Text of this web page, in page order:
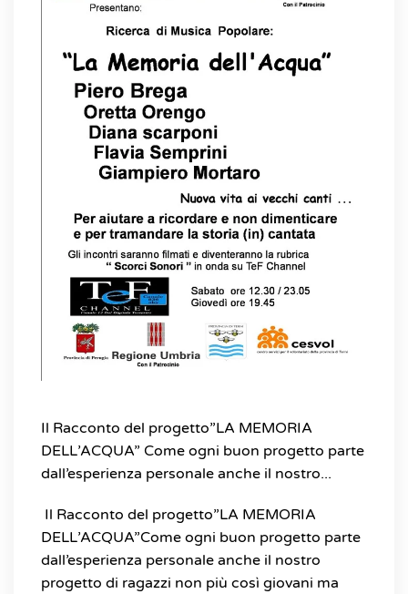
Il Racconto del progetto”LA MEMORIA
DELL’ACQUA” Come ogni buon progetto parte
dall’esperienza personale anche il nostro...
Il Racconto del progetto”LA MEMORIA
DELL’ACQUA”Come ogni buon progetto parte
dall’esperienza personale anche il nostro
progetto di ragazzi non più così giovani ma